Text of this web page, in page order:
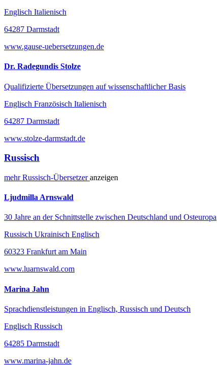
Englisch Italienisch
64287 Darmstadt
www.gause-uebersetzungen.de
Dr. Radegundis Stolze
Qualifizierte Übersetzungen auf wissenschaftlicher Basis
Englisch Französisch Italienisch
64287 Darmstadt
www.stolze-darmstadt.de
Russisch
mehrRussisch-Übersetzeranzeigen
Ljudmilla Arnswald
30 Jahre an der Schnittstelle zwischen Deutschland und Osteuropa
Russisch Ukrainisch Englisch
60323 Frankfurt am Main
www.luarnswald.com
Marina Jahn
Sprachdienstleistungen in Englisch, Russisch und Deutsch
Englisch Russisch
64285 Darmstadt
www.marina-jahn.de